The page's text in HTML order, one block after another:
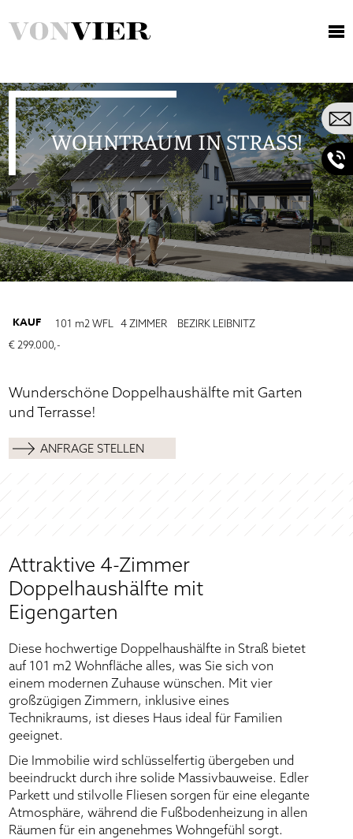
WOHNTRAUM IN STRASS!
KAUF 101 m2WFL 4 ZIMMER
BEZIRK LEIBNITZ
€ 299.000,-
Wunderschöne Doppelhaushälfte mit Garten
und Terrasse!
ANFRAGE STELLEN
Attraktive 4-Zimmer
Doppelhaushälfte mit
Eigengarten
Diese hochwertige Doppelhaushälfte in Straß bietet
auf 101 m2 Wohnfläche alles, was Sie sich von
einem modernen Zuhause wünschen. Mit vier
großzügigen Zimmern, inklusive eines
Technikraums, ist dieses Haus ideal für Familien
geeignet.
Die Immobilie wird schlüsselfertig übergeben und
beeindruckt durch ihre solide Massivbauweise. Edler
Parkett und stilvolle Fliesen sorgen für eine elegante
Atmosphäre, während die Fußbodenheizung in allen
Räumen für ein angenehmes Wohngefühl sorgt.
Ihre Kontaktdaten werden zum Zweck der
*Pflichtfeld